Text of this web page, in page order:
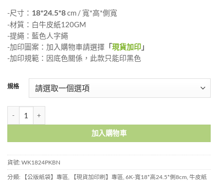
NT$2,300
到
-尺寸： 18*24.5*8cm / 寬*高*側寬
-材質：白牛皮紙120GM
-提繩：藍色人字繩
-加印圖案：加入購物車請選擇 「現貨加印 」
-加印規範：因底色關係，此款只能印黑色
規格
加入購物車
貨號: WK1824PKBN
分類:
【公版紙袋】專區, 【現貨加印刷】專區, 6K-寬18*高24.5*側8cm, 牛皮紙